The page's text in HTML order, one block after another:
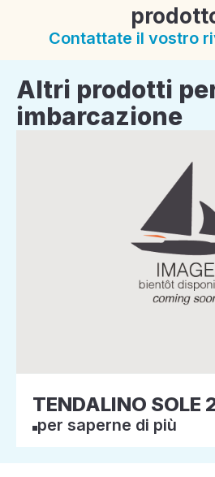
Contattate il vostro
Altri prodotti
imbarcazione
TENDALINO SOLE
per saperne di più